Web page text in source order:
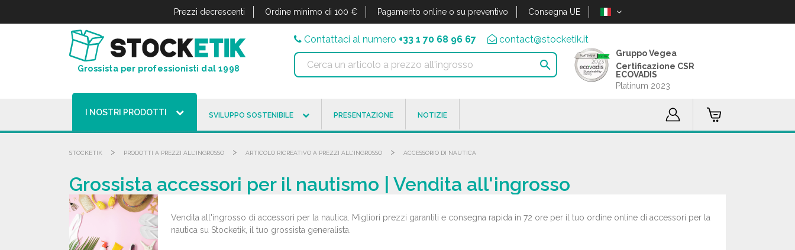
Prezzi decrescenti Ordine minimo di 100 € Pagamento online o su preventivo Consegna UE
Grossista per professionisti dal 1998
Contattaci al numero +33 1 70 68 96 67 contact@stocketik.it

Gruppo Vegea
Certificazione CSR
ECOVADIS
Platinum 2023
I NOSTRI PRODOTTI SVILUPPO SOSTENIBILE PRESENTAZIONE NOTIZIE
STOCKETIK > PRODOTTI A PREZZI ALL'INGROSSO > ARTICOLO RICREATIVO A PREZZI ALL'INGROSSO > ACCESSORIO DI NAUTICA
Grossista accessori per il nautismo | Vendita all'ingrosso
Vendita all'ingrosso di accessori per la nautica. Migliori prezzi garantiti e consegna rapida in 72 ore per il tuo ordine online di accessori per la
nautica su Stocketik, il tuo grossista generalista.